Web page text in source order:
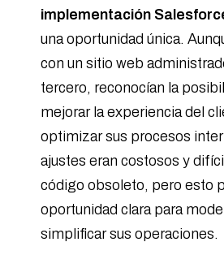
implementación
una oportunidad única.
con un sitio web
tercero, reconocían la
mejorar la experiencia del
optimizar sus procesos
ajustes eran costosos y
código obsoleto, pero esto
oportunidad clara para
simplificar sus operaciones.